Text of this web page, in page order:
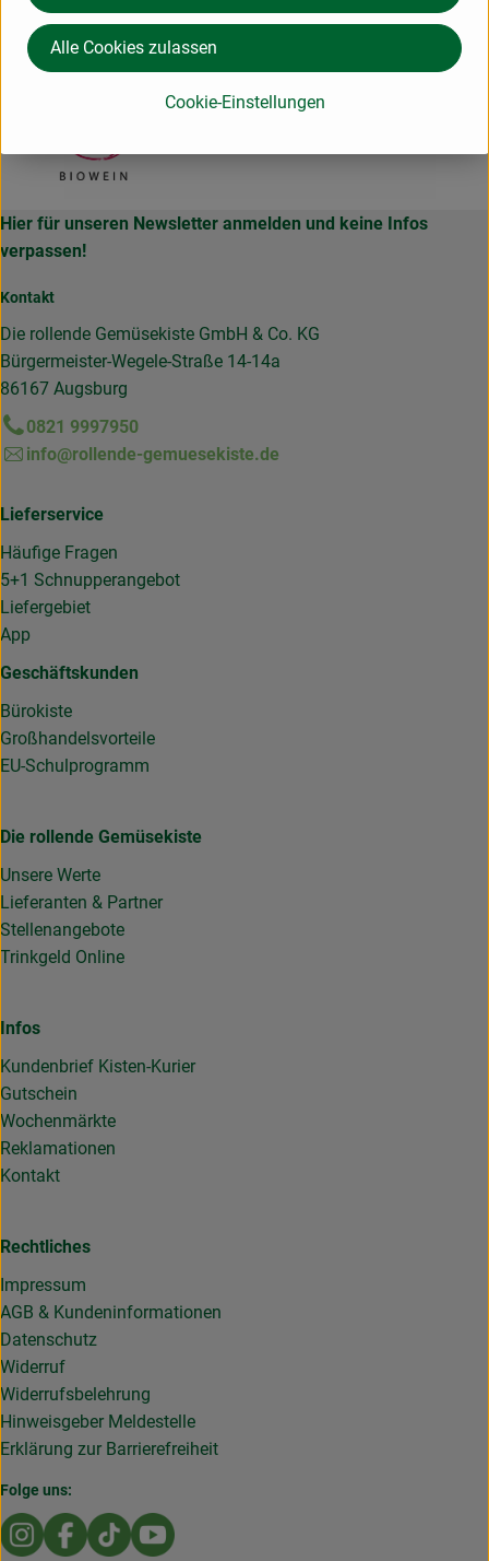
Weingut Schwarztrauber
Hier für unseren Newsletter anmelden und keine Infos
verpassen!
Kontakt
Die rollende Gemüsekiste GmbH & Co. KG
Bürgermeister-Wegele-Straße 14-14a
86167 Augsburg
0821 9997950
info@rollende-gemuesekiste.de
Lieferservice
Häufige Fragen
5+1 Schnupperangebot
Liefergebiet
App
Geschäftskunden
Bürokiste
Großhandelsvorteile
EU-Schulprogramm
Die rollende Gemüsekiste
Unsere Werte
Lieferanten & Partner
Stellenangebote
Trinkgeld Online
Infos
Kundenbrief Kisten-Kurier
Gutschein
Wochenmärkte
Reklamationen
Kontakt
Rechtliches
Impressum
AGB & Kundeninformationen
Datenschutz
Widerruf
Widerrufsbelehrung
Hinweisgeber Meldestelle
Erklärung zur Barrierefreiheit
Folge uns:
Externer Link zu https://www.instagram.com/
Externer Link zu https://www.facebook.com/
Externer Link zu https://www.tiktok.com/
Externer Link zu https://
Cookie-Einstellungen
Alle Cookies zulassen